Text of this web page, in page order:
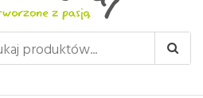
Pomoce edukacyjne tworzone z
pasją